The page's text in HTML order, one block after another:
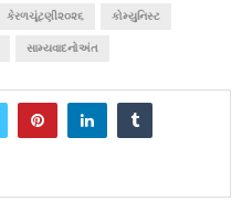
કેરળચૂંટણી૨૦૨૬ કોમ્યુનિસ્ટ
સામ્યવાદનોઅંત